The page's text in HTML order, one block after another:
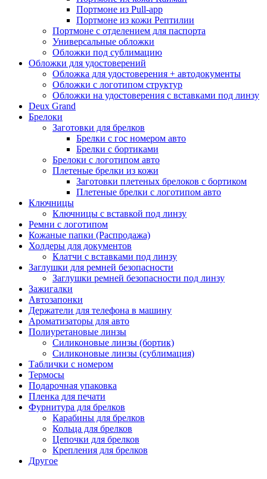
Портмоне из Pull-app
Портмоне из кожи Рептилии
Портмоне с отделением для паспорта
Универсальные обложки
Обложки под сублимацию
Обложки для удостоверений
Обложка для удостоверения + автодокументы
Обложки с логотипом структур
Обложки на удостоверения с вставками под линзу
Deux Grand
Брелоки
Заготовки для брелков
Брелки с гос номером авто
Брелки с бортиками
Брелоки с логотипом авто
Плетеные брелки из кожи
Заготовки плетеных брелоков с бортиком
Плетеные брелки с логотипом авто
Ключницы
Ключницы с вставкой под линзу
Ремни с логотипом
Кожаные папки (Распродажа)
Холдеры для документов
Клатчи с вставками под линзу
Заглушки для ремней безопасности
Заглушки ремней безопасности под линзу
Зажигалки
Автозапонки
Держатели для телефона в машину
Ароматизаторы для авто
Полиуретановые линзы
Силиконовые линзы (бортик)
Силиконовые линзы (сублимация)
Таблички с номером
Термосы
Подарочная упаковка
Пленка для печати
Фурнитура для брелков
Карабины для брелков
Кольца для брелков
Цепочки для брелков
Крепления для брелков
Другое